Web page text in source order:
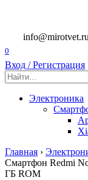
содержанию
info@mirotvet.ru
0
Вход / Регистрация
Search
for:
Электроника
Главная ›
Смартфон Redmi
ГБ ROM